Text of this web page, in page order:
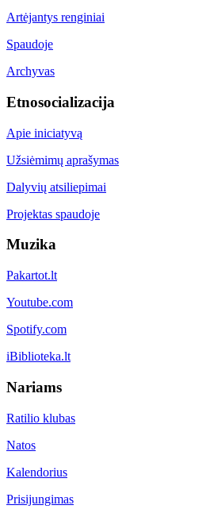
Artėjantys renginiai
Spaudoje
Archyvas
Etnosocializacija
Apie iniciatyvą
Užsiėmimų aprašymas
Dalyvių atsiliepimai
Projektas spaudoje
Muzika
Pakartot.lt
Youtube.com
Spotify.com
iBiblioteka.lt
Nariams
Ratilio klubas
Natos
Kalendorius
Prisijungimas